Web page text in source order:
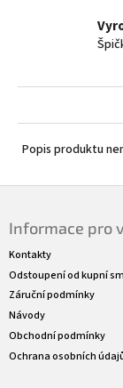
Popis produktu
Informace pro
Kontakty
Odstoupení od kupní
Záruční podmínky
Návody
Obchodní podmínky
Ochrana osobních